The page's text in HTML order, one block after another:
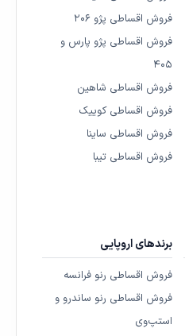
فروش اقساطی پژو ۲۰۶
فروش اقساطی پژو پارس و
۴۰۵
فروش اقساطی شاهین
فروش اقساطی کوییک
فروش اقساطی ساینا
فروش اقساطی تیبا
برندهای اروپایی
فروش اقساطی رنو فرانسه
فروش اقساطی رنو ساندرو و
استپ‌وی